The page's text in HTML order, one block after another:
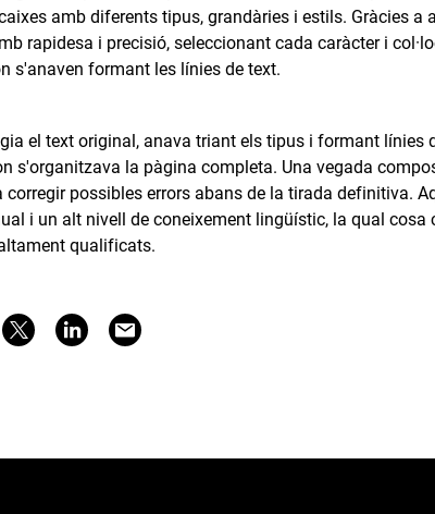
amb diferents tipus, grandàries i estils. Gràcies a
rapidesa i precisió, seleccionant cada caràcter i
s'anaven formant les línies de text.
el text original, anava triant els tipus i formant línies
s'organitzava la pàgina completa. Una vegada
corregir possibles errors abans de la tirada definitiva.
i un alt nivell de coneixement lingüístic, la qual cosa
qualificats.